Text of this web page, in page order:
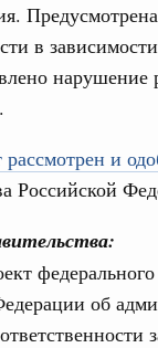
в
нарушение
рассмотрен и
Российской
об
№25)
июля, четверг
№24)
бюджетные
четверг
№23)